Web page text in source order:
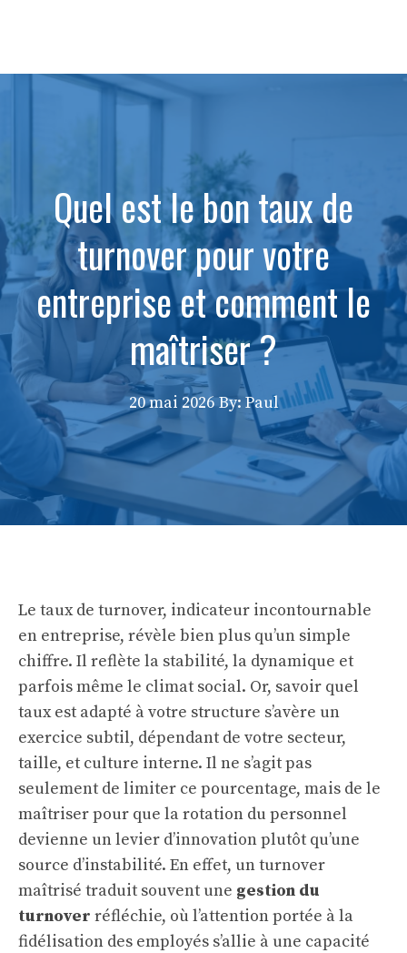
Quel est le bon taux de
turnover pour votre
entreprise et comment le
maîtriser ?
20 mai 2026 By: Paul
Le taux de turnover, indicateur incontournable
en entreprise, révèle bien plus qu’un simple
chiffre. Il reflète la stabilité, la dynamique et
parfois même le climat social. Or, savoir quel
taux est adapté à votre structure s’avère un
exercice subtil, dépendant de votre secteur,
taille, et culture interne. Il ne s’agit pas
seulement de limiter ce pourcentage, mais de le
maîtriser pour que la rotation du personnel
devienne un levier d’innovation plutôt qu’une
source d’instabilité. En effet, un turnover
maîtrisé traduit souvent une gestion du
turnover réfléchie, où l’attention portée à la
fidélisation des employés s’allie à une capacité